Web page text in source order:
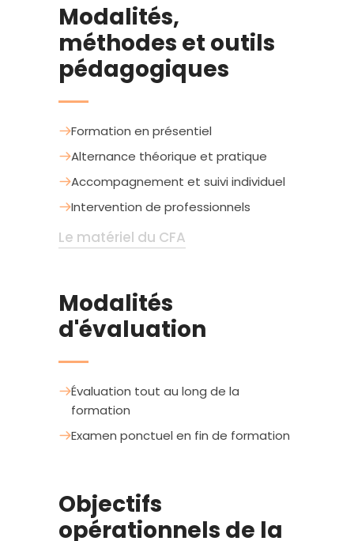
Modalités,
méthodes et outils
pédagogiques
Formation en présentiel
Alternance théorique et pratique
Accompagnement et suivi individuel
Intervention de professionnels
Le matériel du CFA
Modalités
d'évaluation
Évaluation tout au long de la
formation
Examen ponctuel en fin de formation
Objectifs
opérationnels de la